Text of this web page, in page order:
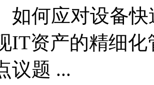
如何应对设备
IT资产的精细
议题 ...